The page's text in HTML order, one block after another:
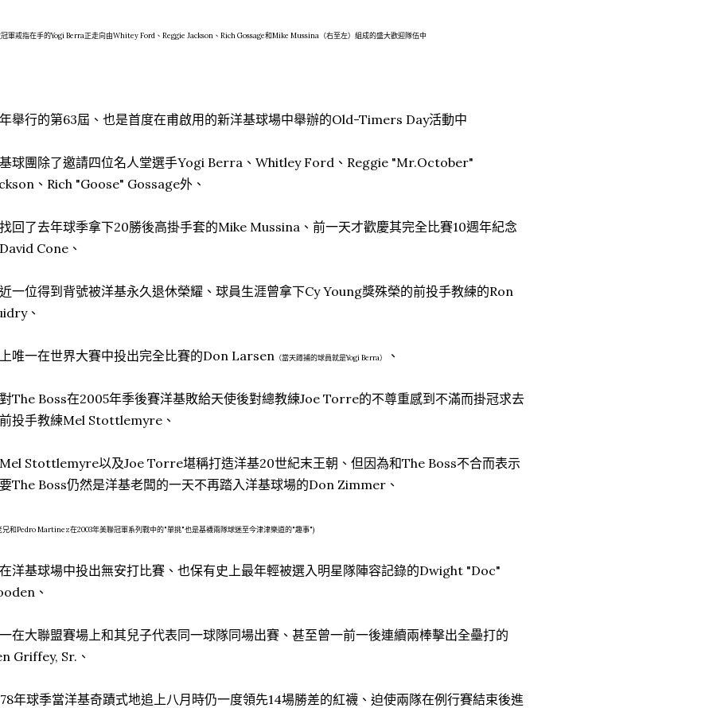
軍戒指在手的Yogi Berra正走向由Whitey Ford、Reggie Jackson、Rich Gossage和Mike Mussina（右至左）組成的盛大歡迎隊伍中
舉行的第63屆、也是首度在甫啟用的新洋基球場中舉辦的Old-Timers Day活動中
球團除了邀請四位名人堂選手Yogi Berra、Whitley Ford、Reggie "Mr.October"
、Rich "Goose" Gossage外、
回了去年球季拿下20勝後高掛手套的Mike Mussina、前一天才歡慶其完全比賽10週年紀念
Cone、
一位得到背號被洋基永久退休榮耀、球員生涯曾拿下Cy Young獎殊榮的前投手教練的Ron
、
唯一在世界大賽中投出完全比賽的Don Larsen （當天蹲捕的球員就是Yogi Berra） 、
The Boss在2005年季後賽洋基敗給天使後對總教練Joe Torre的不尊重感到不滿而掛冠求去
投手教練Mel Stottlemyre、
Stottlemyre以及Joe Torre堪稱打造洋基20世紀末王朝、但因為和The Boss不合而表示
The Boss仍然是洋基老闆的一天不再踏入洋基球場的Don Zimmer、
兄和Pedro Martínez在2003年美聯冠軍系列戰中的"單挑"也是基襪兩隊球迷至今津津樂道的"趣事")
洋基球場中投出無安打比賽、也保有史上最年輕被選入明星隊陣容記錄的Dwight "Doc"
、
在大聯盟賽場上和其兒子代表同一球隊同場出賽、甚至曾一前一後連續兩棒擊出全壘打的
Griffey, Sr.、
年球季當洋基奇蹟式地追上八月時仍一度領先14場勝差的紅襪、迫使兩隊在例行賽結束後進